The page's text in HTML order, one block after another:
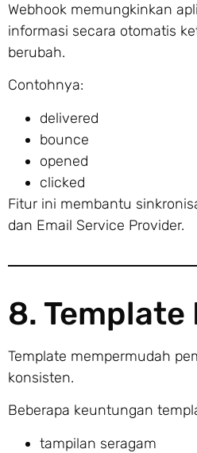
Webhook memungkinkan
informasi secara otomatis
berubah.
Contohnya:
delivered
bounce
opened
clicked
Fitur ini membantu
dan Email Service Provider.
8. Template
Template mempermudah
konsisten.
Beberapa keuntungan
tampilan seragam